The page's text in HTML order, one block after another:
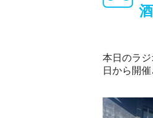
本日のラ
日から開